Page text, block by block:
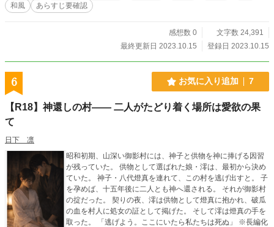
和風
あらすじ要確認
感想数 0
文字数 24,391
最終更新日 2023.10.15
登録日 2023.10.15
6 お気に入り追加 7
【R18】神還しの村―― 二人がたどり着く場所は愛欲の果
て
日下 凛
昭和初期、山深い御影村には、神子と供物を神に捧げる因習
が残っていた。 供物として選ばれた娘・澪は、最初から決め
ていた。 神子・八代燈真を連れて、この村を逃げ出すと。 子
を孕めば、十五年後に二人とも神へ還される。 それが御影村
の掟だった。 契りの夜、澪は供物として燈真に抱かれ、破瓜
の血を村人に処女の証として掲げた。 そして澪は燈真の手を
取った。 「逃げよう。ここにいたら私たちは死ぬ」 ※長編化